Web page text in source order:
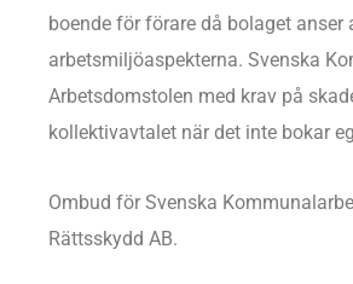
boende för förare då bolaget
arbetsmiljöaspekterna. Svenska
Arbetsdomstolen med krav på
kollektivavtalet när det inte bokar
Ombud för Svenska
Rättsskydd AB.